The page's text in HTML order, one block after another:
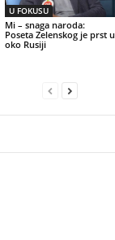
U FOKUSU
Mi – snaga naroda:
Poseta Zelenskog je prst u
oko Rusiji